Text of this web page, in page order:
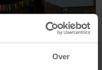
Over